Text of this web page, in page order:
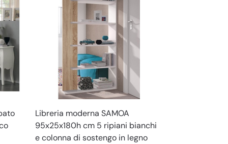
Libreria moderna SAMOA
95x25x180h cm 5 ripiani bianchi
e colonna di sostengo in legno